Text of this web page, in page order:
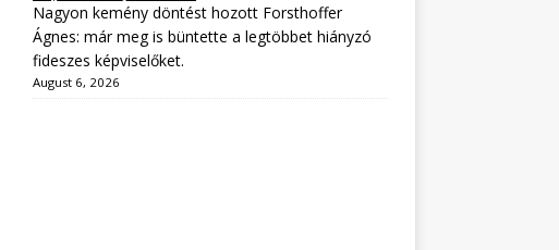
Nagyon kemény döntést hozott Forsthoffer
Ágnes: már meg is büntette a legtöbbet hiányzó
fideszes képviselőket.
August 6, 2026